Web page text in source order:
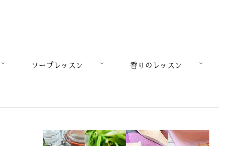
ソープレッスン 香りのレッスン